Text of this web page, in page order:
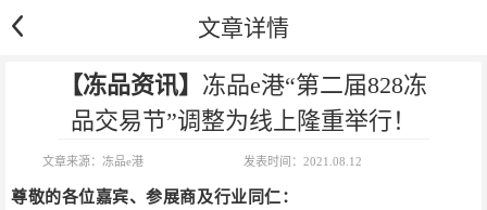
文章详情
【冻品资讯】 冻品e港“第二届828冻
品交易节”调整为线上隆重举行！
文章来源： 冻品e港 发表时间： 2021.08.12
尊敬的各位嘉宾、参展商及行业同仁：